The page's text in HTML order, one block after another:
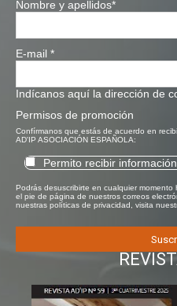
Nombre y apellidos*
E-mail *
Indícanos aquí la dirección de
Permisos de promoción
Confírmanos que estás de acuerdo en
AD'IP ASOCIACIÓN ESPAÑOLA:
Permito recibir
Podrás desuscribirte en cualquier
el pie de página de nuestros correos
nuestras políticas de privacidad, visita